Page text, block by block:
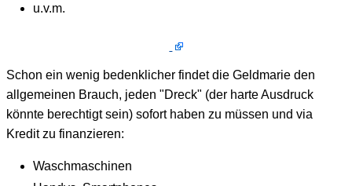
u.v.m.
Schon ein wenig bedenklicher findet die Geldmarie den
allgemeinen Brauch, jeden "Dreck" (der harte Ausdruck
könnte berechtigt sein) sofort haben zu müssen und via
Kredit zu finanzieren:
Waschmaschinen